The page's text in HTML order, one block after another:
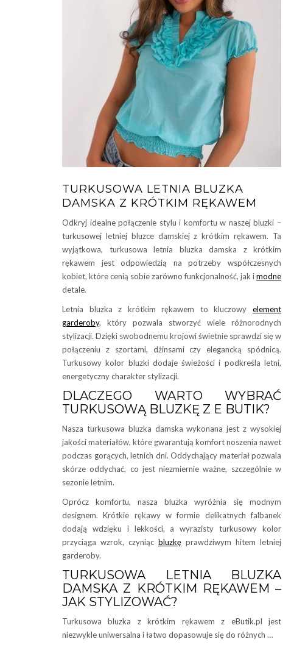
TURKUSOWA LETNIA BLUZKA
DAMSKA Z KRÓTKIM RĘKAWEM
Odkryj idealne połączenie stylu i komfortu w naszej bluzki –
turkusowej letniej bluzce damskiej z krótkim rękawem. Ta
wyjątkowa, turkusowa letnia bluzka damska z krótkim
rękawem jest odpowiedzią na potrzeby współczesnych
kobiet, które cenią sobie zarówno funkcjonalność, jak imodne
detale.
Letnia bluzka z krótkim rękawem to kluczowy element
garderoby, który pozwala stworzyć wiele różnorodnych
stylizacji. Dzięki swobodnemu krojowi świetnie sprawdzi się w
połączeniu z szortami, dżinsami czy elegancką spódnicą.
Turkusowy kolor bluzki dodaje świeżości i podkreśla letni,
energetyczny charakter stylizacji.
DLACZEGO WARTO WYBRAĆ
TURKUSOWĄ BLUZKĘ Z E BUTIK?
Nasza turkusowa bluzka damska wykonana jest z wysokiej
jakości materiałów, które gwarantują komfort noszenia nawet
podczas gorących, letnich dni. Oddychający materiał pozwala
skórze oddychać, co jest niezmiernie ważne, szczególnie w
sezonie letnim.
Oprócz komfortu, nasza bluzka wyróżnia się modnym
designem. Krótkie rękawy w formie delikatnych falbanek
dodają wdzięku i lekkości, a wyrazisty turkusowy kolor
przyciąga wzrok, czyniąc bluzkę prawdziwym hitem letniej
garderoby.
TURKUSOWA LETNIA BLUZKA
DAMSKA Z KRÓTKIM RĘKAWEM –
JAK STYLIZOWAĆ?
Turkusowa bluzka z krótkim rękawem z eButik.pl jest
niezwykle uniwersalna i łatwo dopasowuje się do różnych …